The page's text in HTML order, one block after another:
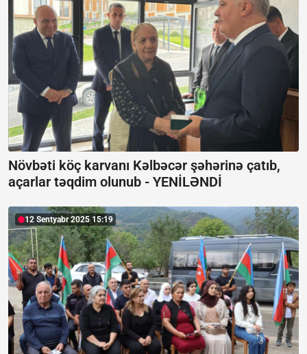
Növbəti köç karvanı Kəlbəcər şəhərinə çatıb,
açarlar təqdim olunub - YENİLƏNDİ
12 Sentyabr 2025 15:19